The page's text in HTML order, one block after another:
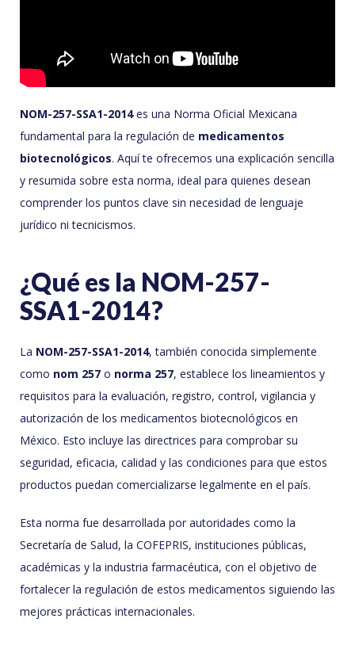
NOM-257-SSA1-2014es una Norma Oficial Mexicana
fundamental para la regulación de medicamentos
biotecnológicos. Aquí te ofrecemos una explicación sencilla
y resumida sobre esta norma, ideal para quienes desean
comprender los puntos clave sin necesidad de lenguaje
jurídico ni tecnicismos.
¿Qué es la NOM-257-
SSA1-2014?
La NOM-257-SSA1-2014, también conocida simplemente
como nom 257 o norma 257, establece los lineamientos y
requisitos para la evaluación, registro, control, vigilancia y
autorización de los medicamentos biotecnológicos en
México. Esto incluye las directrices para comprobar su
seguridad, eficacia, calidad y las condiciones para que estos
productos puedan comercializarse legalmente en el país.
Esta norma fue desarrollada por autoridades como la
Secretaría de Salud, la COFEPRIS, instituciones públicas,
académicas y la industria farmacéutica, con el objetivo de
fortalecer la regulación de estos medicamentos siguiendo las
mejores prácticas internacionales.